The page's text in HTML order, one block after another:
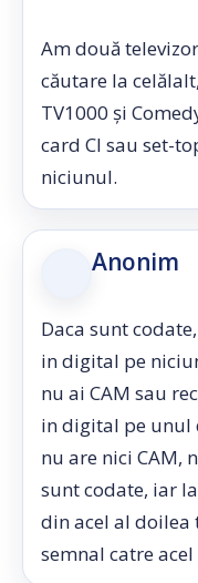
Am două
căutare la
TV1000 și
card CI sau set-
niciunul.
Anonim
Daca sunt
in digital pe
nu ai CAM sau
in digital pe unul
nu are nici CAM,
sunt codate, iar
din acel al doilea
semnal catre